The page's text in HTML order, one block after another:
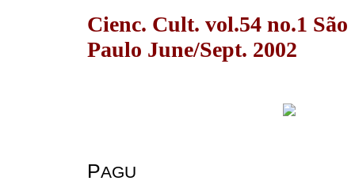
Cienc. Cult. vol.54 no.1 São
Paulo June/Sept. 2002
PAGU